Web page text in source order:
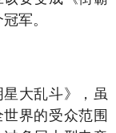
军。
大乱斗》，虽
界的受众范围